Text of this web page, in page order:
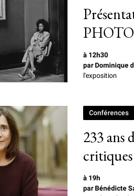
à 12h30
par Dominique
l'exposition
233 ans
Conférences
à 19h
par Bénédicte